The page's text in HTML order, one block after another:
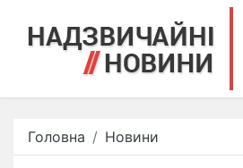
Головна Новини